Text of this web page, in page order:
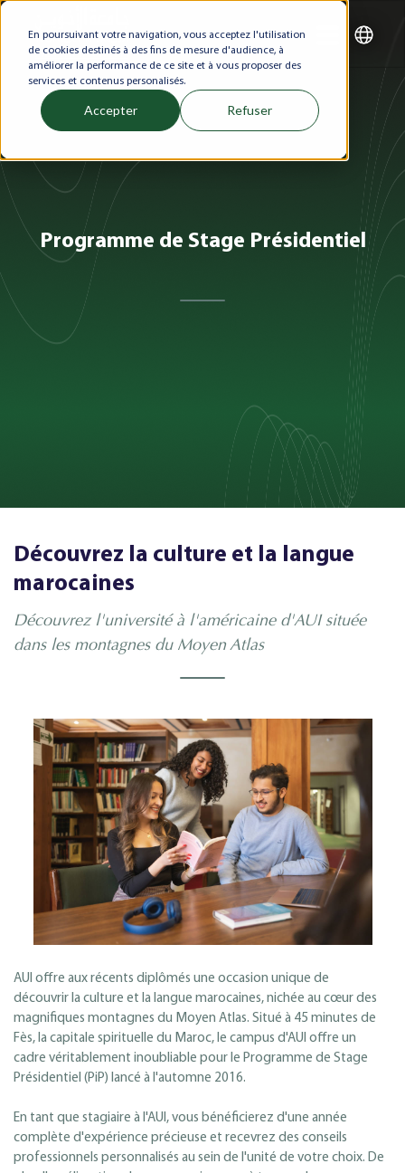
En poursuivant votre navigation, vous acceptez l'utilisation
de cookies destinés à des fins de mesure d'audience, à
améliorer la performance de ce site et à vous proposer des
services et contenus personalisés.
Accepter Refuser
Programme de Stage Présidentiel
Découvrez la culture et la langue
marocaines
Découvrez l'université à l'américaine d'AUI située
dans les montagnes du Moyen Atlas
AUI offre aux récents diplômés une occasion unique de
découvrir la culture et la langue marocaines, nichée au cœur des
magnifiques montagnes du Moyen Atlas. Situé à 45 minutes de
Fès, la capitale spirituelle du Maroc, le campus d'AUI offre un
cadre véritablement inoubliable pour le Programme de Stage
Présidentiel (PiP) lancé à l'automne 2016.
En tant que stagiaire à l'AUI, vous bénéficierez d'une année
complète d'expérience précieuse et recevrez des conseils
professionnels personnalisés au sein de l'unité de votre choix. De